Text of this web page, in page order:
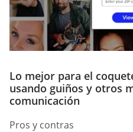
Lo mejor para el
usando guiños y otros
comunicación
Pros y contras